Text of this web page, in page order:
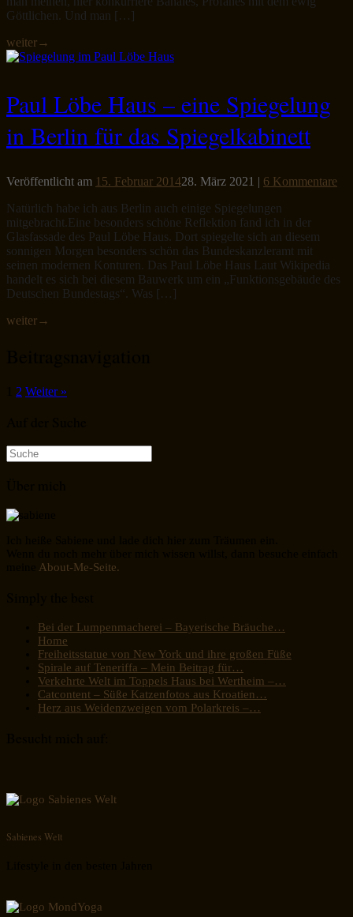
Göttlichen. Und man […]
weiter→
Paul Löbe Haus – eine Spiegelung
in Berlin für das Spiegelkabinett
Veröffentlicht am 15. Februar 201428. März 2021 | 6 Kommentare
Natürlich habe ich aus Berlin auch einige Spiegelungen
mitgebracht.Eine besonders schöne Reflektion fand ich in der
Glasfassade des Paul Löbe Haus. Dort spiegelte sich an diesem
sonnigen Morgen besonders schön das Bundeskanzleramt mit
seinen modernen Konturen. Das Paul Löbe Haus Laut Wikipedia
handelt es sich bei diesem Bauwerk um ein „Funktionsgebäude des
Deutschen Bundestags“. Was […]
weiter→
2 Weiter »
Suche
nach:
About-Me-Seite.
Bei der Lumpenmacherei – Bayerische Bräuche…
Home
Freiheitsstatue von New York und ihre großen Füße
Spirale auf Teneriffa – Mein Beitrag für…
Verkehrte Welt im Toppels Haus bei Wertheim –…
Catcontent – Süße Katzenfotos aus Kroatien…
Herz aus Weidenzweigen vom Polarkreis –…
Sabienes Welt